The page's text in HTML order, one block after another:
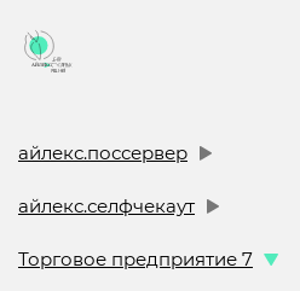
айлекс.поссервер
айлекс.селфчекаут
Торговое предприятие 7